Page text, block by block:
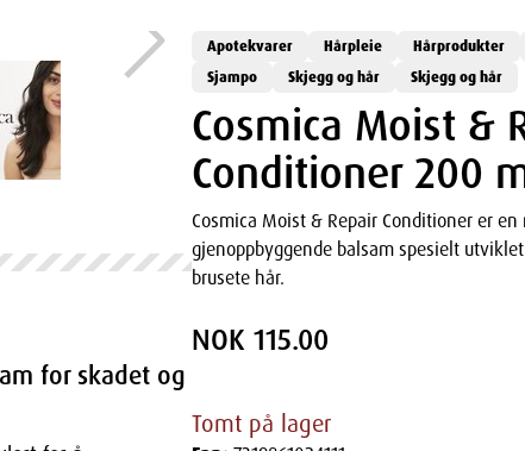
for skadet og
Apotekvarer Hårpleie Hårprodukter
Sjampo
Skjegg og hår Skjegg og hår
Cosmica Moist &
Conditioner 200
Cosmica Moist & Repair Conditioner er en
gjenoppbyggende balsam spesielt
brusete hår.
NOK 115.00
Tomt på lager